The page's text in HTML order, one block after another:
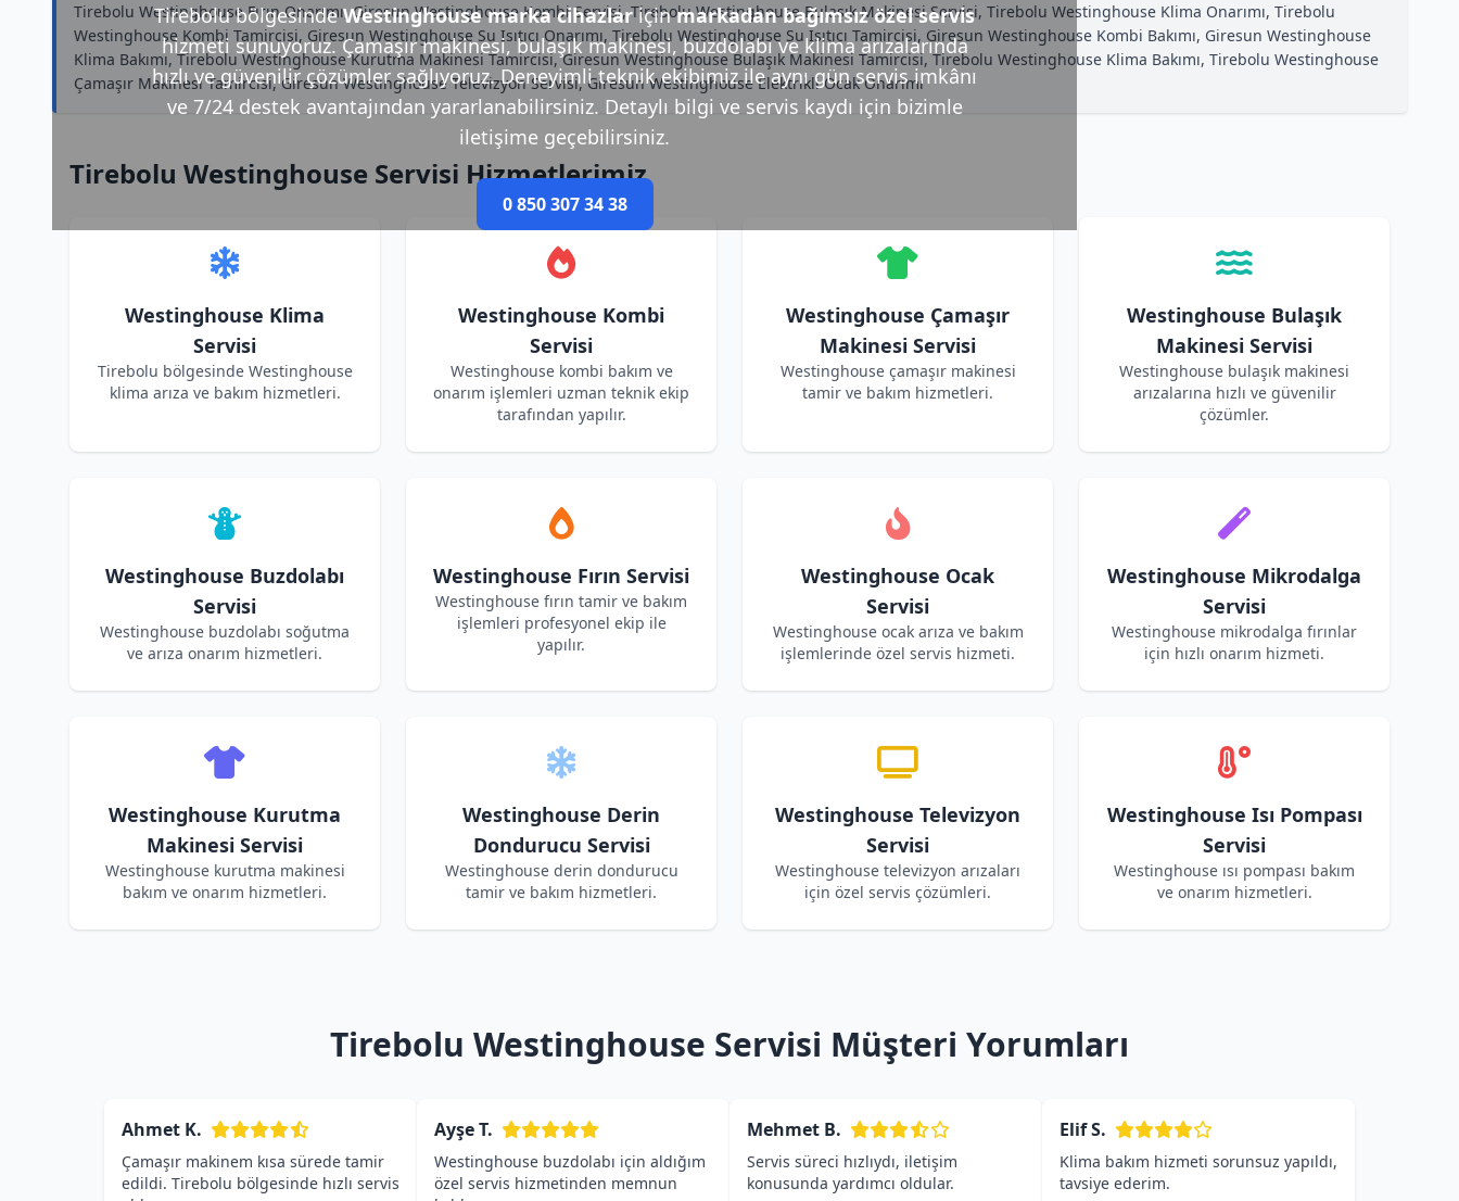
Tirebolu bölgesindeWestinghouse marka cihazlariçinmarkadan bağımsız özel servis
hizmeti sunuyoruz. Çamaşır makinesi, bulaşık makinesi, buzdolabı ve klima arızalarında
hızlı ve güvenilir çözümler sağlıyoruz. Deneyimli teknik ekibimiz ile aynı gün servis imkânı
ve 7/24 destek avantajından yararlanabilirsiniz. Detaylı bilgi ve servis kaydı için bizimle
iletişime geçebilirsiniz.
0 850 307 34 38
Tirebolu Westinghouse Fırın Onarımı, Giresun Westinghouse Kombi Servisi, Tirebolu Westinghouse Bulaşık Makinesi Servisi, Tirebolu Westinghouse Klima Onarımı, Tirebolu
Westinghouse Kombi Tamircisi, Giresun Westinghouse Su Isıtıcı Onarımı, Tirebolu Westinghouse Su Isıtıcı Tamircisi, Giresun Westinghouse Kombi Bakımı, Giresun Westinghouse
Klima Bakımı, Tirebolu Westinghouse Kurutma Makinesi Tamircisi, Giresun Westinghouse Bulaşık Makinesi Tamircisi, Tirebolu Westinghouse Klima Bakımı, Tirebolu Westinghouse
Çamaşır Makinesi Tamircisi, Giresun Westinghouse Televizyon Servisi, Giresun Westinghouse Elektrikli Ocak Onarımı
Tirebolu Westinghouse Servisi Hizmetlerimiz
Westinghouse Klima
Servisi
Tirebolu bölgesinde Westinghouse
klima arıza ve bakım hizmetleri.
Westinghouse Kombi
Servisi
Westinghouse kombi bakım ve
onarım işlemleri uzman teknik ekip
tarafından yapılır.
Westinghouse Çamaşır
Makinesi Servisi
Westinghouse çamaşır makinesi
tamir ve bakım hizmetleri.
Westinghouse Bulaşık
Makinesi Servisi
Westinghouse bulaşık makinesi
arızalarına hızlı ve güvenilir
çözümler.
Westinghouse Buzdolabı
Servisi
Westinghouse buzdolabı soğutma
ve arıza onarım hizmetleri.
Westinghouse Fırın Servisi
Westinghouse fırın tamir ve bakım
işlemleri profesyonel ekip ile
yapılır.
Westinghouse Ocak
Servisi
Westinghouse ocak arıza ve bakım
işlemlerinde özel servis hizmeti.
Westinghouse Mikrodalga
Servisi
Westinghouse mikrodalga fırınlar
için hızlı onarım hizmeti.
Westinghouse Kurutma
Makinesi Servisi
Westinghouse kurutma makinesi
bakım ve onarım hizmetleri.
Westinghouse Derin
Dondurucu Servisi
Westinghouse derin dondurucu
tamir ve bakım hizmetleri.
Westinghouse Televizyon
Servisi
Westinghouse televizyon arızaları
için özel servis çözümleri.
Westinghouse Isı Pompası
Servisi
Westinghouse ısı pompası bakım
ve onarım hizmetleri.
Tirebolu Westinghouse Servisi Müşteri Yorumları
Ahmet K.
Çamaşır makinem kısa sürede tamir
edildi. Tirebolu bölgesinde hızlı servis
Ayşe T.
Westinghouse buzdolabı için aldığım
özel servis hizmetinden memnun
Mehmet B.
Servis süreci hızlıydı, iletişim
konusunda yardımcı oldular.
Elif S.
Klima bakım hizmeti sorunsuz yapıldı,
tavsiye ederim.